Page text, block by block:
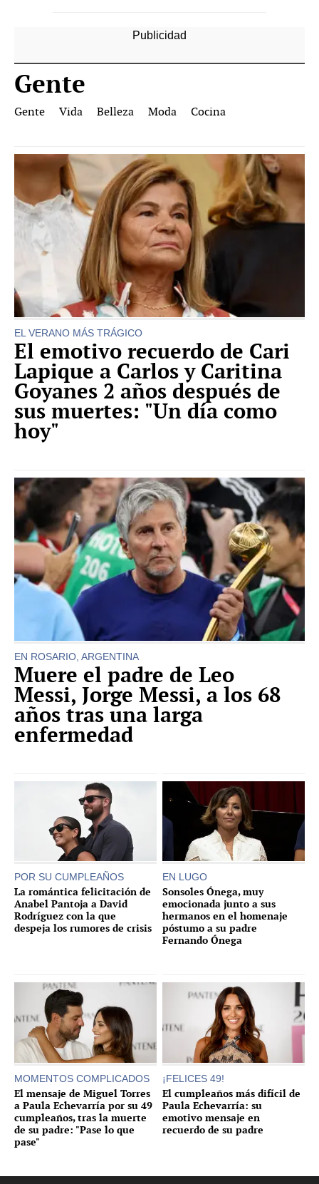
Gente
Gente Vida Belleza Moda Cocina
EL VERANO MÁS TRÁGICO
El emotivo recuerdo de Cari
Lapique a Carlos y Caritina
Goyanes 2 años después de
sus muertes: "Un día como
hoy"
EN ROSARIO, ARGENTINA
Muere el padre de Leo
Messi, Jorge Messi, a los 68
años tras una larga
enfermedad
POR SU CUMPLEAÑOS
La romántica felicitación de
Anabel Pantoja a David
Rodríguez con la que
despeja los rumores de crisis
EN LUGO
Sonsoles Ónega, muy
emocionada junto a sus
hermanos en el homenaje
póstumo a su padre
Fernando Ónega
MOMENTOS COMPLICADOS
El mensaje de Miguel Torres
a Paula Echevarría por su 49
cumpleaños, tras la muerte
de su padre: "Pase lo que
pase"
¡FELICES 49!
El cumpleaños más difícil de
Paula Echevarría: su
emotivo mensaje en
recuerdo de su padre